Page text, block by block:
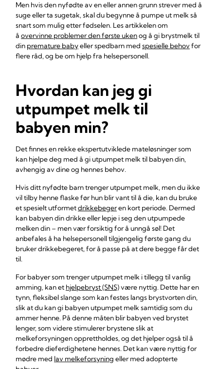
Men hvis den nyfødte av en eller annen grunn strever med å
suge eller ta sugetak, skal du begynne å pumpe ut melk så
snart som mulig etter fødselen. Les artikkelen om
å overvinne problemer den første ukenog å gi brystmelk til
din premature babyeller spedbarn med spesielle behovfor
flere råd, og be om hjelp fra helsepersonell.
Hvordan kan jeg gi
utpumpet melk til
babyen min?
Det finnes en rekke ekspertutviklede mateløsninger som
kan hjelpe deg med å gi utpumpet melk til babyen din,
avhengig av dine og hennes behov.
Hvis ditt nyfødte barn trenger utpumpet melk, men du ikke
vil tilby henne flaske før hun blir vant til å die, kan du bruke
et spesielt utformetdrikkebegeren kort periode. Dermed
kan babyen din drikke eller lepje i seg den utpumpede
melken din – men vær forsiktig for å unngå søl! Det
anbefales å ha helsepersonell tilgjengelig første gang du
bruker drikkebegeret, for å passe på at dere begge får det
til.
For babyer som trenger utpumpet melk i tillegg til vanlig
amming, kan et hjelpebryst (SNS)være nyttig. Dette har en
tynn, fleksibel slange som kan festes langs brystvorten din,
slik at du kan gi babyen utpumpet melk samtidig som du
ammer henne. På denne måten blir babyen ved brystet
lenger, som videre stimulerer brystene slik at
melkeforsyningen opprettholdes, og det hjelper også til å
forbedre dieferdighetene hennes. Det kan være nyttig for
mødre med lav melkeforsyning eller med adopterte